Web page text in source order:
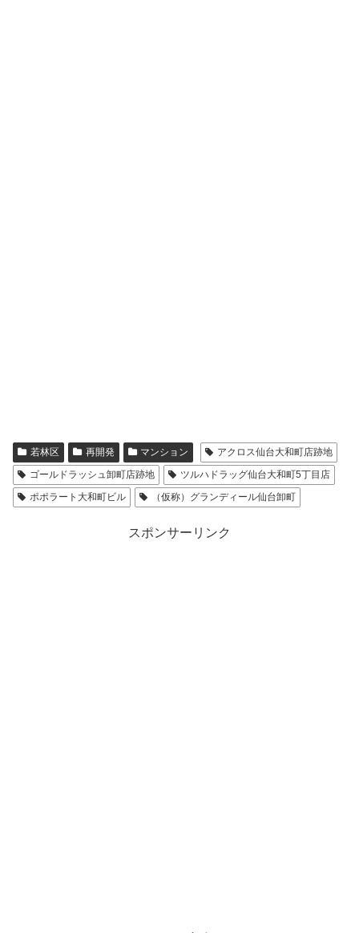
若林区 再開発 マンション
アクロス仙台大和町店跡地
ゴールドラッシュ卸町店跡地
ツルハドラッグ仙台大和町5丁目店
ポポラート大和町ビル
（仮称）グランディール仙台卸町
スポンサーリンク